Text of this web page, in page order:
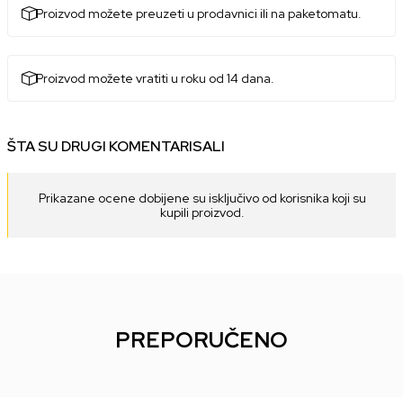
Proizvod možete preuzeti u prodavnici ili na paketomatu.
Proizvod možete vratiti u roku od 14 dana.
ŠTA SU DRUGI KOMENTARISALI
Prikazane ocene dobijene su isključivo od korisnika koji su
kupili proizvod.
PREPORUČENO